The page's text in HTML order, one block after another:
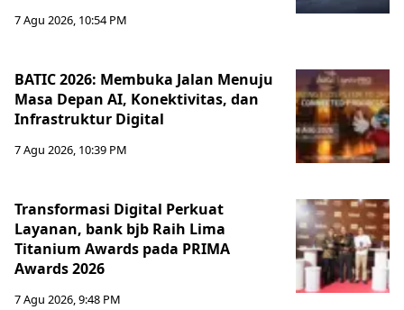
7 Agu 2026, 10:54 PM
BATIC 2026: Membuka Jalan Menuju
Masa Depan AI, Konektivitas, dan
Infrastruktur Digital
7 Agu 2026, 10:39 PM
Transformasi Digital Perkuat
Layanan, bank bjb Raih Lima
Titanium Awards pada PRIMA
Awards 2026
7 Agu 2026, 9:48 PM